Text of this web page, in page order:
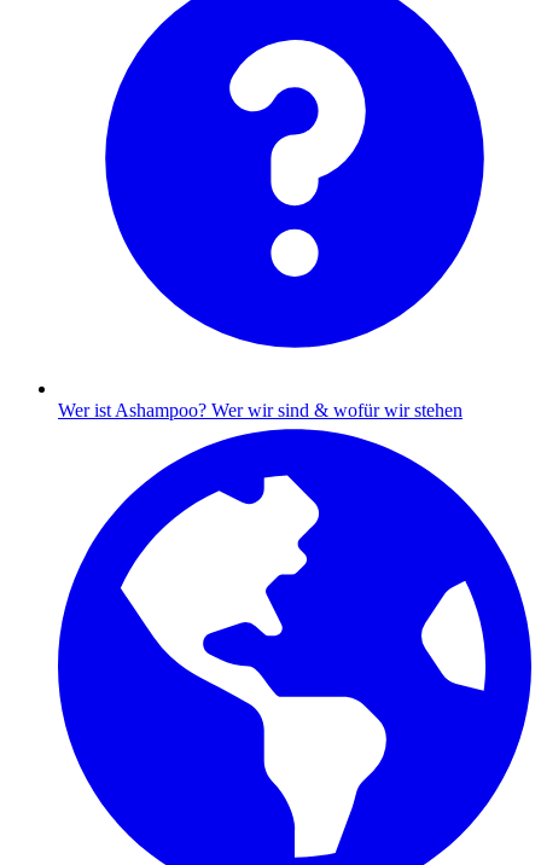
Wer ist Ashampoo? Wer wir sind & wofür wir stehen